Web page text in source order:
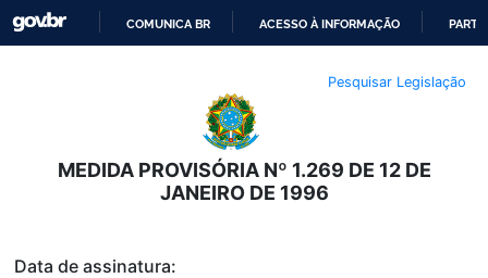
O
CONTEÚDO
COMUNICA BR ACESSO À INFORMAÇÃO
Pesquisar Legislação
MEDIDA PROVISÓRIA Nº 1.269 DE 12 DE
JANEIRO DE 1996
Data de assinatura: